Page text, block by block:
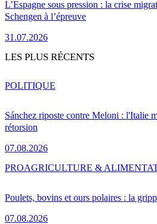
L’Espagne sous pression : la crise
Schengen à l’épreuve
31.07.2026
LES PLUS RÉCENTS
Sánchez riposte contre Meloni : l'Italie
rétorsion
07.08.2026
POLITIQUE
Poulets, bovins et ours polaires : la
07.08.2026
PROAGRICULTURE &